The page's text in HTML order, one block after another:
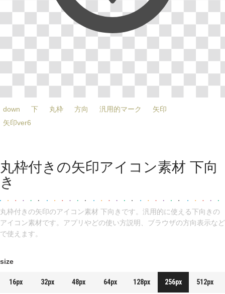
down 下 丸枠 方向 汎用的マーク
矢印
矢印ver6
丸枠付きの矢印アイコン素材 下向
き
丸枠付きの矢印のアイコン素材 下向きです。汎用的に使える下向きの
アイコン素材です。アプリやどの使い方説明、ブラウザの方向表示など
で使えます。
size
16px 32px 48px 64px 128px 256px 512px